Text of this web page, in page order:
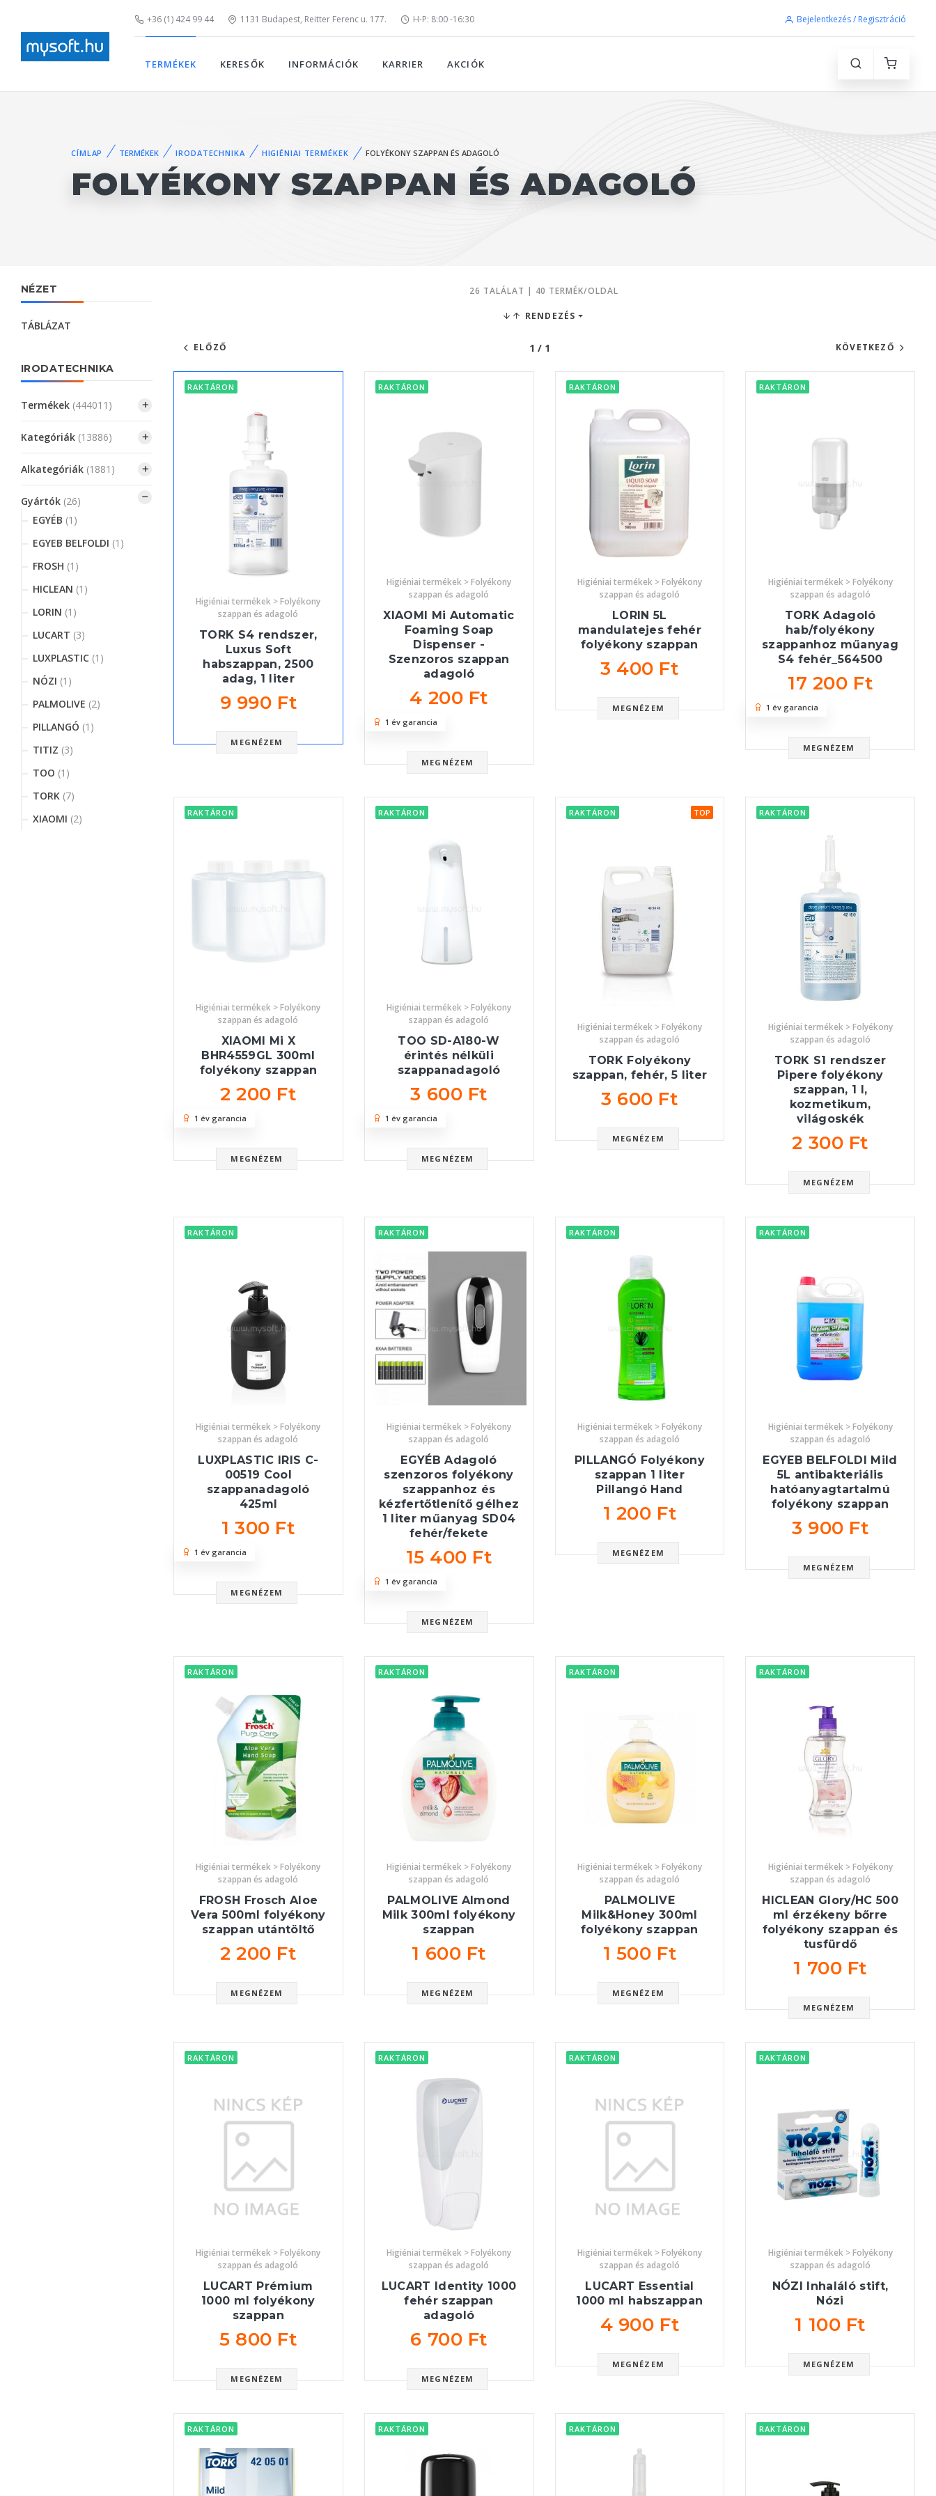
+36 (1) 424 99 44 1131 Budapest, Reitter Ferenc u. 177. H-P: 8:00 -16:30 Bejelentkezés / Regisztráció
TERMÉKEK KERESŐK INFORMÁCIÓK KARRIER AKCIÓK
CÍMLAP TERMÉKEK IRODATECHNIKA HIGIÉNIAI TERMÉKEK FOLYÉKONY SZAPPAN ÉS ADAGOLÓ
FOLYÉKONY SZAPPAN ÉS ADAGOLÓ
NÉZET
TÁBLÁZAT
IRODATECHNIKA
Termékek (444011)
Kategóriák (13886)
Alkategóriák (1881)
Gyártók (26)
EGYÉB (1)
EGYEB BELFOLDI (1)
FROSH (1)
HICLEAN (1)
LORIN (1)
LUCART (3)
LUXPLASTIC (1)
NÓZI (1)
PALMOLIVE (2)
PILLANGÓ (1)
TITIZ (3)
TOO (1)
TORK (7)
XIAOMI (2)
26 TALÁLAT | 40 TERMÉK/OLDAL
RENDEZÉS
ELŐZŐ 1 / 1 KÖVETKEZŐ
RAKTÁRON
Higiéniai termékek > Folyékony
szappan és adagoló
TORK S4 rendszer,
Luxus Soft
habszappan, 2500
adag, 1 liter
9 990 Ft
MEGNÉZEM
RAKTÁRON
Higiéniai termékek > Folyékony
szappan és adagoló
XIAOMI Mi Automatic
Foaming Soap
Dispenser -
Szenzoros szappan
adagoló
4 200 Ft
MEGNÉZEM
1 év garancia
RAKTÁRON
Higiéniai termékek > Folyékony
szappan és adagoló
LORIN 5L
mandulatejes fehér
folyékony szappan
3 400 Ft
MEGNÉZEM
RAKTÁRON
Higiéniai termékek > Folyékony
szappan és adagoló
TORK Adagoló
hab/folyékony
szappanhoz műanyag
S4 fehér_564500
17 200 Ft
MEGNÉZEM
1 év garancia
RAKTÁRON
Higiéniai termékek > Folyékony
szappan és adagoló
XIAOMI Mi X
BHR4559GL 300ml
folyékony szappan
2 200 Ft
MEGNÉZEM
1 év garancia
RAKTÁRON
Higiéniai termékek > Folyékony
szappan és adagoló
TOO SD-A180-W
érintés nélküli
szappanadagoló
3 600 Ft
MEGNÉZEM
1 év garancia
RAKTÁRON TOP
Higiéniai termékek > Folyékony
szappan és adagoló
TORK Folyékony
szappan, fehér, 5 liter
3 600 Ft
MEGNÉZEM
RAKTÁRON
Higiéniai termékek > Folyékony
szappan és adagoló
TORK S1 rendszer
Pipere folyékony
szappan, 1 l,
kozmetikum,
világoskék
2 300 Ft
MEGNÉZEM
RAKTÁRON
Higiéniai termékek > Folyékony
szappan és adagoló
LUXPLASTIC IRIS C-
00519 Cool
szappanadagoló
425ml
1 300 Ft
MEGNÉZEM
1 év garancia
RAKTÁRON
Higiéniai termékek > Folyékony
szappan és adagoló
EGYÉB Adagoló
szenzoros folyékony
szappanhoz és
kézfertőtlenítő gélhez
1 liter műanyag SD04
fehér/fekete
15 400 Ft
MEGNÉZEM
1 év garancia
RAKTÁRON
Higiéniai termékek > Folyékony
szappan és adagoló
PILLANGÓ Folyékony
szappan 1 liter
Pillangó Hand
1 200 Ft
MEGNÉZEM
RAKTÁRON
Higiéniai termékek > Folyékony
szappan és adagoló
EGYEB BELFOLDI Mild
5L antibakteriális
hatóanyagtartalmú
folyékony szappan
3 900 Ft
MEGNÉZEM
RAKTÁRON
Higiéniai termékek > Folyékony
szappan és adagoló
FROSH Frosch Aloe
Vera 500ml folyékony
szappan utántöltő
2 200 Ft
MEGNÉZEM
RAKTÁRON
Higiéniai termékek > Folyékony
szappan és adagoló
PALMOLIVE Almond
Milk 300ml folyékony
szappan
1 600 Ft
MEGNÉZEM
RAKTÁRON
Higiéniai termékek > Folyékony
szappan és adagoló
PALMOLIVE
Milk&Honey 300ml
folyékony szappan
1 500 Ft
MEGNÉZEM
RAKTÁRON
Higiéniai termékek > Folyékony
szappan és adagoló
HICLEAN Glory/HC 500
ml érzékeny bőrre
folyékony szappan és
tusfürdő
1 700 Ft
MEGNÉZEM
RAKTÁRON
Higiéniai termékek > Folyékony
szappan és adagoló
LUCART Prémium
1000 ml folyékony
szappan
5 800 Ft
MEGNÉZEM
RAKTÁRON
Higiéniai termékek > Folyékony
szappan és adagoló
LUCART Identity 1000
fehér szappan
adagoló
6 700 Ft
MEGNÉZEM
RAKTÁRON
Higiéniai termékek > Folyékony
szappan és adagoló
LUCART Essential
1000 ml habszappan
4 900 Ft
MEGNÉZEM
RAKTÁRON
Higiéniai termékek > Folyékony
szappan és adagoló
NÓZI Inhaláló stift,
Nózi
1 100 Ft
MEGNÉZEM
RAKTÁRON RAKTÁRON RAKTÁRON RAKTÁRON